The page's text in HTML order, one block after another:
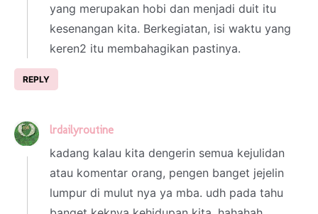
yang merupakan hobi dan menjadi duit itu
kesenangan kita. Berkegiatan, isi waktu yang
keren2 itu membahagikan pastinya.
REPLY
lrdailyroutine
kadang kalau kita dengerin semua kejulidan
atau komentar orang, pengen banget jejelin
lumpur di mulut nya ya mba. udh pada tahu